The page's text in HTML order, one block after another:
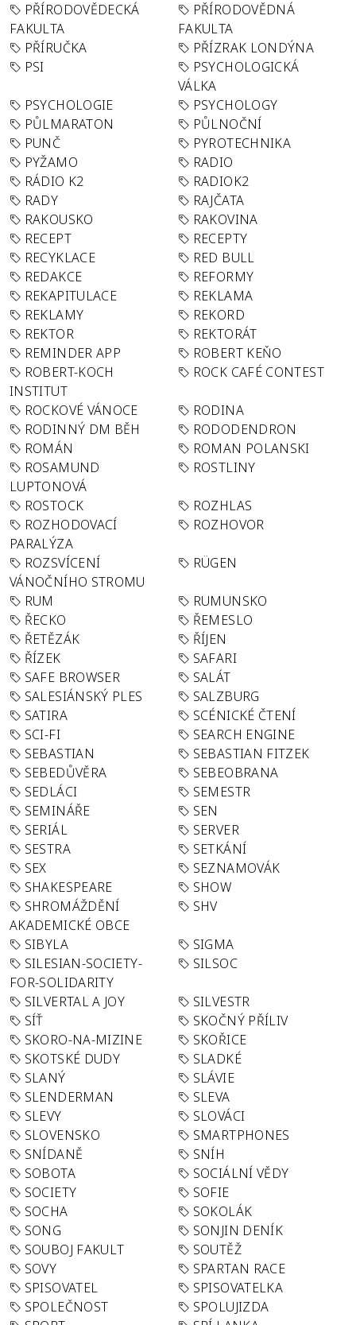
PŘÍRODOVĚDECKÁ
FAKULTA
PŘÍRODOVĚDNÁ
FAKULTA
PŘÍRUČKA
PŘÍZRAK LONDÝNA
PSI
PSYCHOLOGICKÁ
VÁLKA
PSYCHOLOGIE
PSYCHOLOGY
PŮLMARATON
PŮLNOČNÍ
PUNČ
PYROTECHNIKA
PYŽAMO
RADIO
RÁDIO K2
RADIOK2
RADY
RAJČATA
RAKOUSKO
RAKOVINA
RECEPT
RECEPTY
RECYKLACE
RED BULL
REDAKCE
REFORMY
REKAPITULACE
REKLAMA
REKLAMY
REKORD
REKTOR
REKTORÁT
REMINDER APP
ROBERT KEŇO
ROBERT-KOCH
INSTITUT
ROCK CAFÉ CONTEST
ROCKOVÉ VÁNOCE
RODINA
RODINNÝ DM BĚH
RODODENDRON
ROMÁN
ROMAN POLANSKI
ROSAMUND
LUPTONOVÁ
ROSTLINY
ROSTOCK
ROZHLAS
ROZHODOVACÍ
PARALÝZA
ROZHOVOR
ROZSVÍCENÍ
VÁNOČNÍHO STROMU
RÜGEN
RUM
RUMUNSKO
ŘECKO
ŘEMESLO
ŘETĚZÁK
ŘÍJEN
ŘÍZEK
SAFARI
SAFE BROWSER
SALÁT
SALESIÁNSKÝ PLES
SALZBURG
SATIRA
SCÉNICKÉ ČTENÍ
SCI-FI
SEARCH ENGINE
SEBASTIAN
SEBASTIAN FITZEK
SEBEDŮVĚRA
SEBEOBRANA
SEDLÁCI
SEMESTR
SEMINÁŘE
SEN
SERIÁL
SERVER
SESTRA
SETKÁNÍ
SEX
SEZNAMOVÁK
SHAKESPEARE
SHOW
SHROMÁŽDĚNÍ
AKADEMICKÉ OBCE
SHV
SIBYLA
SIGMA
SILESIAN-SOCIETY-
FOR-SOLIDARITY
SILSOC
SILVERTAL A JOY
SILVESTR
SÍŤ
SKOČNÝ PŘÍLIV
SKORO-NA-MIZINE
SKOŘICE
SKOTSKÉ DUDY
SLADKÉ
SLANÝ
SLÁVIE
SLENDERMAN
SLEVA
SLEVY
SLOVÁCI
SLOVENSKO
SMARTPHONES
SNÍDANĚ
SNÍH
SOBOTA
SOCIÁLNÍ VĚDY
SOCIETY
SOFIE
SOCHA
SOKOLÁK
SONG
SONJIN DENÍK
SOUBOJ FAKULT
SOUTĚŽ
SOVY
SPARTAN RACE
SPISOVATEL
SPISOVATELKA
SPOLEČNOST
SPOLUJIZDA